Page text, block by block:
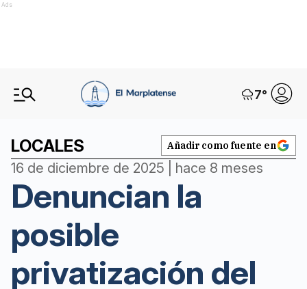
Ads
7°
LOCALES Añadir como fuente en
16 de diciembre de 2025 | hace 8 meses
Denuncian la
posible
privatización del